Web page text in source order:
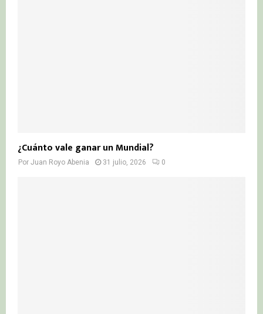
¿Cuánto vale ganar un Mundial?
Por Juan Royo Abenia 31 julio, 2026 0